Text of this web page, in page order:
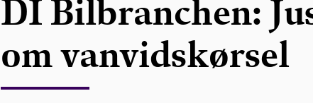
DI Bilbranchen:
om vanvidskørsel